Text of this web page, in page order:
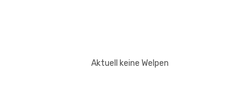
Aktuell keine Welpen